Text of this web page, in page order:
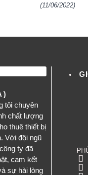
(11/06/2022)
)
tôi chuyên
chất lượng
thuê thiết bị
Với đội ngũ
ty đã
cam kết
sự hài lòng